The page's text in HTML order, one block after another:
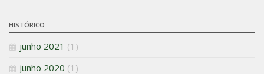
HISTÓRICO
junho 2021 (1)
junho 2020 (1)